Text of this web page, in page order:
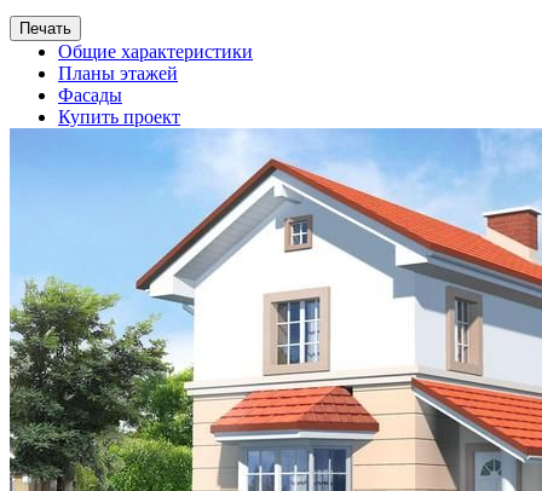
Общие характеристики
Планы этажей
Фасады
Купить проект